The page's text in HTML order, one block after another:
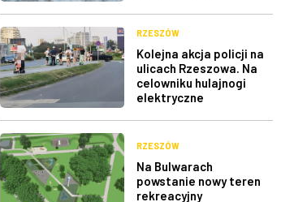
RZESZÓW
Kolejna akcja policji na
ulicach Rzeszowa. Na
celowniku hulajnogi
elektryczne
RZESZÓW
Na Bulwarach
powstanie nowy teren
rekreacyjny